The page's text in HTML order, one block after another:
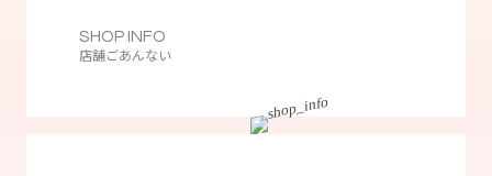
SHOP INFO
店舗ごあんない